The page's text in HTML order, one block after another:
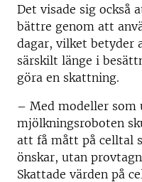
Det visade sig också
bättre genom att
dagar, vilket betyder
särskilt länge i
göra en skattning.
– Med modeller
mjölkningsroboten
att få mått på celltal
önskar, utan
Skattade värden på